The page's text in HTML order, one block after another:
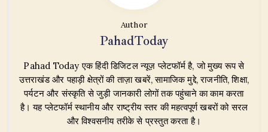
Author
PahadToday
Pahad Today एक हिंदी डिजिटल न्यूज़ प्लेटफॉर्म है, जो मुख्य रूप से
उत्तराखंड और पहाड़ी क्षेत्रों की ताज़ा खबरें, सामाजिक मुद्दे, राजनीति, शिक्षा,
पर्यटन और संस्कृति से जुड़ी जानकारी लोगों तक पहुंचाने का काम करता
है। यह प्लेटफॉर्म स्थानीय और राष्ट्रीय स्तर की महत्वपूर्ण खबरों को सरल
और विश्वसनीय तरीके से प्रस्तुत करता है।